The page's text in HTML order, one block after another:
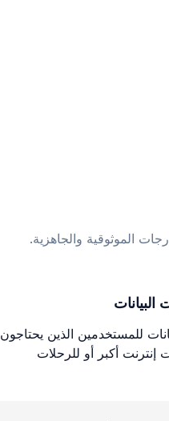
الموثوقية والجاهزية.
البيانات
للمستخدمين الذين يحتاجون
إنترنت أكبر أو للرحلات